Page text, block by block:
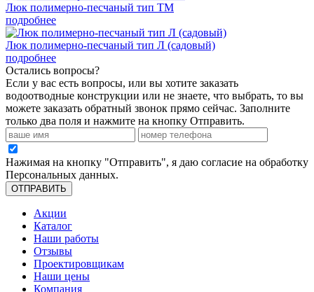
Люк полимерно-песчаный тип ТМ
подробнее
Люк полимерно-песчаный тип Л (садовый)
подробнее
Остались вопросы?
Если у вас есть вопросы, или вы хотите заказать
водоотводные конструкции или не знаете, что выбрать, то вы
можете заказать обратный звонок прямо сейчас. Заполните
только два поля и нажмите на кнопку Отправить.
Нажимая на кнопку "Отправить", я даю согласие на обработку
Персональных данных.
ОТПРАВИТЬ
Акции
Каталог
Наши работы
Отзывы
Проектировщикам
Наши цены
Компания